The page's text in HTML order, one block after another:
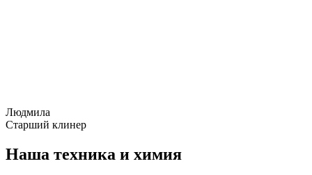
Людмила
Старший клинер
Наша техника и химия